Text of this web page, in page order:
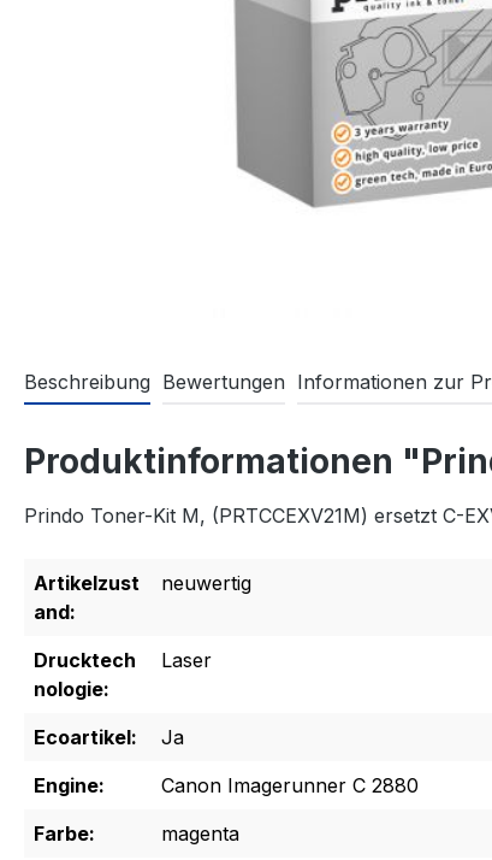
Beschreibung Bewertungen Informationen zur
Produktinformationen
Prindo Toner-Kit M, (PRTCCEXV21M) ersetzt C-
Artikelzust
and:
neuwertig
Drucktech
nologie:
Laser
Ecoartikel:
Ja
Engine:
Canon Imagerunner C 2880
Farbe:
magenta